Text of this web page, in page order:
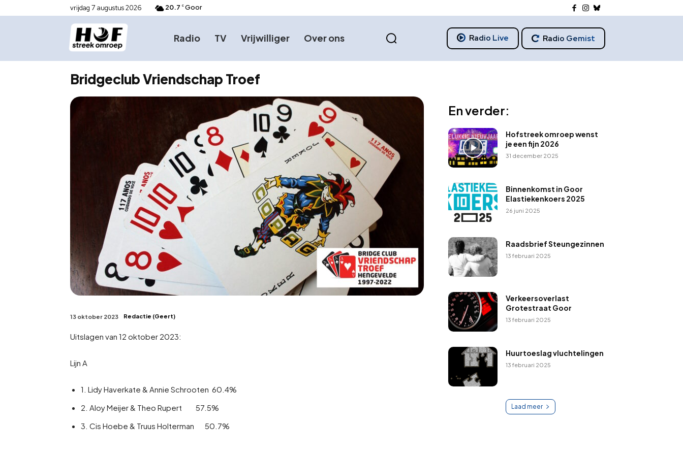
vrijdag 7 augustus 2026 20.7 C Goor
Radio TV Vrijwilliger Over ons Radio Live Radio Gemist
Bridgeclub Vriendschap Troef
13 oktober 2023 Redactie (Geert)
Uitslagen van 12 oktober 2023:
Lijn A
1. Lidy Haverkate & Annie Schrooten 60.4%
2. Aloy Meijer & Theo Rupert 57.5%
3. Cis Hoebe & Truus Holterman 50.7%
En verder:
Hofstreek omroep wenst
je een fijn 2026
31 december 2025
Binnenkomst in Goor
Elastiekenkoers 2025
26 juni 2025
Raadsbrief Steungezinnen
13 februari 2025
Verkeersoverlast
Grotestraat Goor
13 februari 2025
Huurtoeslag vluchtelingen
13 februari 2025
Laad meer